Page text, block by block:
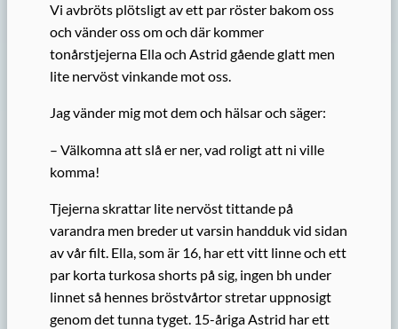
Vi avbröts plötsligt av ett par röster bakom oss
och vänder oss om och där kommer
tonårstjejerna Ella och Astrid gående glatt men
lite nervöst vinkande mot oss.
Jag vänder mig mot dem och hälsar och säger:
– Välkomna att slå er ner, vad roligt att ni ville
komma!
Tjejerna skrattar lite nervöst tittande på
varandra men breder ut varsin handduk vid sidan
av vår filt. Ella, som är 16, har ett vitt linne och ett
par korta turkosa shorts på sig, ingen bh under
linnet så hennes bröstvårtor stretar uppnosigt
genom det tunna tyget. 15-åriga Astrid har ett